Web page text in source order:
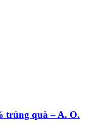
trúng quà – A. O.